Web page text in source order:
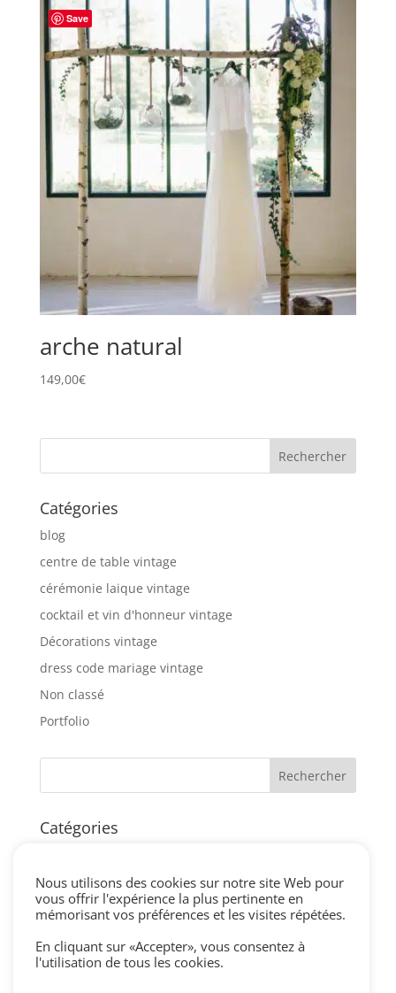
Save
arche natural
149,00€
Catégories
blog
centre de table vintage
cérémonie laique vintage
cocktail et vin d'honneur vintage
Décorations vintage
dress code mariage vintage
Non classé
Portfolio
Catégories
centre de table vintage
cérémonie laique vintage
Décorations vintage
Nous utilisons des cookies sur notre site Web pour
vous offrir l'expérience la plus pertinente en
mémorisant vos préférences et les visites répétées.
En cliquant sur «Accepter», vous consentez à
l'utilisation de tous les cookies.